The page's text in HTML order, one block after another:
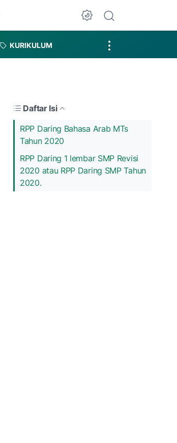
Dark Mode
KURIKULUM
Daftar Isi
RPP Daring Bahasa Arab MTs
Tahun 2020
RPP Daring 1 lembar SMP Revisi
2020 atau RPP Daring SMP Tahun
2020.